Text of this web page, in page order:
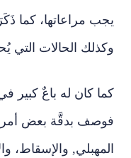
يجب مراعاتها، كما
وكذلك الحالات التي
كما كان له باعٌ كبير
فوصف بدقَّة بعض
المهبلي, والإسقاط،